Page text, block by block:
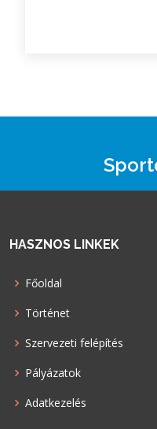
HASZNOS LINKEK
Főoldal
Történet
Szervezeti felépítés
Pályázatok
Adatkezelés